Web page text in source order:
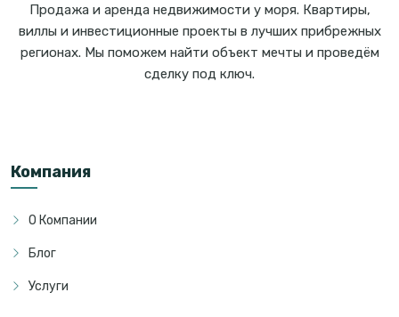
Продажа и аренда недвижимости у моря. Квартиры,
виллы и инвестиционные проекты в лучших прибрежных
регионах. Мы поможем найти объект мечты и проведём
сделку под ключ.
Компания
О Компании
Блог
Услуги